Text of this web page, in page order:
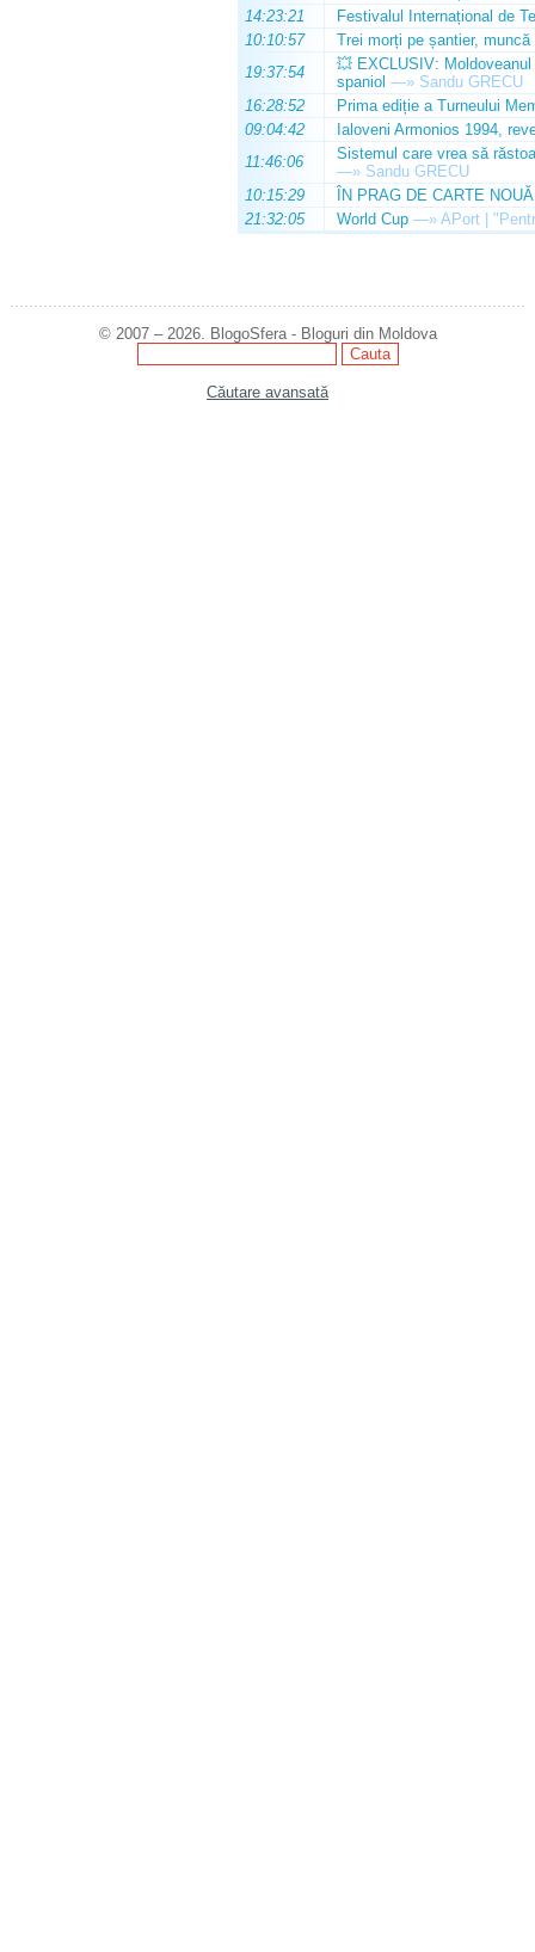
14:23:21
Festivalul Internațional de
10:10:57
Trei morți pe șantier, muncă
19:37:54
💥 EXCLUSIV:
spaniol —» Sandu GRECU
16:28:52
Prima ediție a Turneului
09:04:42
Ialoveni Armonios 1994,
11:46:06
Sistemul care vrea să
—» Sandu GRECU
10:15:29
ÎN PRAG DE CARTE NOUĂ
21:32:05
World Cup —» APort |
© 2007 – 2026. BlogoSfera - Bloguri din Moldova
Căutare avansată